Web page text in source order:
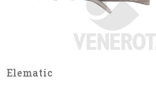
Elematic